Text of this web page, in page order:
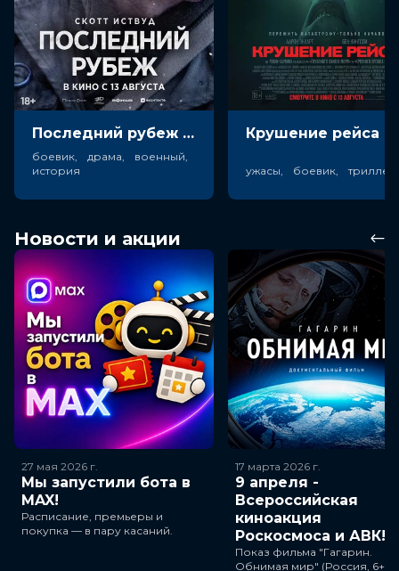
Последний рубеж (18+)
боевик, драма, военный,
история
ужасы, боевик, триллер
Новости и акции
27 мая 2026 г.
Мы запустили бота в
MAX!
Расписание, премьеры и
покупка — в пару касаний.
17 марта 2026 г.
9 апреля -
Всероссийская
киноакция
Роскосмоса и АВК!
Показ фильма "Гагарин.
Обнимая мир" (Россия, 6+,